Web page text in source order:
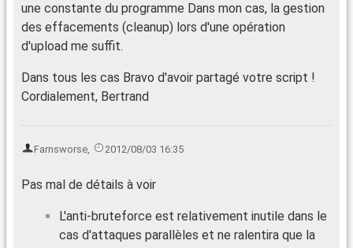
une constante du programme Dans mon cas, la gestion
des effacements (cleanup) lors d'une opération
d'upload me suffit.
Dans tous les cas Bravo d'avoir partagé votre script !
Cordialement, Bertrand
Farnsworse 2012/08/03 16:35
Pas mal de détails à voir
L'anti-bruteforce est relativement inutile dans le
cas d'attaques parallèles et ne ralentira que la